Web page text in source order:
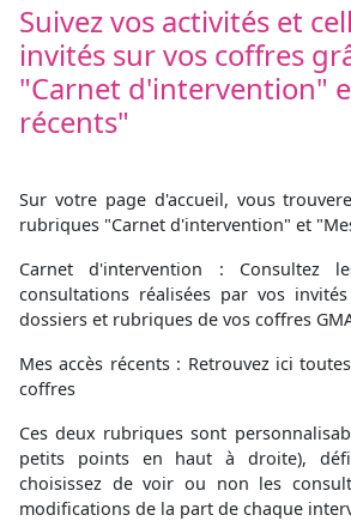
Suivez vos activités et
invités sur vos coffres
"Carnet d'intervention"
récents"
Sur votre page d'accueil, vous
rubriques "Carnet d'intervention" et
Carnet d'intervention : Consultez
consultations réalisées par vos
dossiers et rubriques de vos coffres
Mes accès récents : Retrouvez ici
coffres
Ces deux rubriques sont
petits points en haut à droite),
choisissez de voir ou non les
modifications de la part de chaque